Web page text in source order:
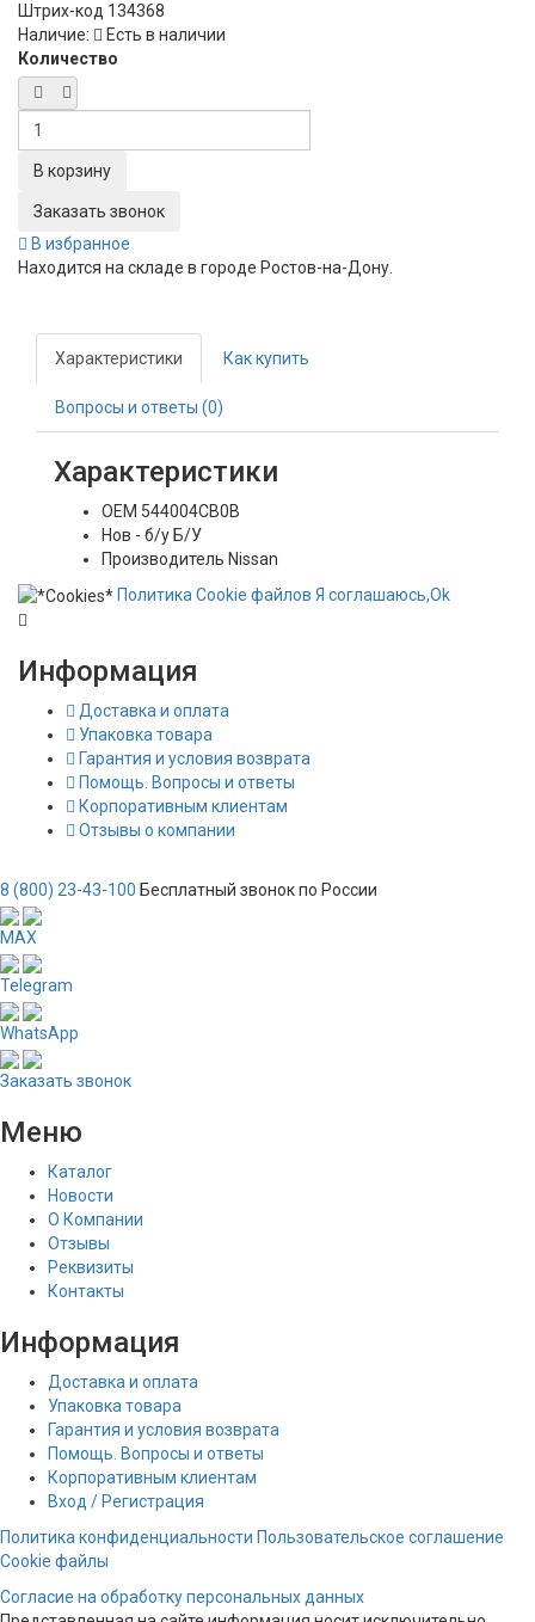
Штрих-код 134368
Наличие:
Есть в наличии
Количество
Заказать звонок
В избранное
Находится на складе в городе Ростов-на-Дону
Характеристики Как купить
Вопросы и ответы (0)
Характеристики
OEM 544004CB0B
Нов - б/у Б/У
Производитель Nissan
Политика Сookie файлов Я соглашаюсь,Ok
Информация
Доставка и оплата
Упаковка товара
Гарантия и условия возврата
Помощь. Вопросы и ответы
Корпоративным клиентам
Отзывы о компании
8 (800) 23-43-100 Бесплатный звонок по России
MAX
Telegram
WhatsApp
Заказать звонок
Меню
Каталог
Новости
О Компании
Отзывы
Реквизиты
Контакты
Информация
Доставка и оплата
Упаковка товара
Гарантия и условия возврата
Помощь. Вопросы и ответы
Корпоративным клиентам
Вход / Регистрация
Политика конфиденциальности Пользовательское соглашение
Cookie файлы
Согласие на обработку персональных данных